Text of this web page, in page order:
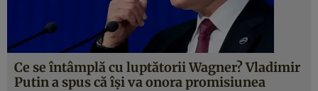
Ce se întâmplă cu luptătorii Wagner? Vladimir
Putin a spus că își va onora promisiunea